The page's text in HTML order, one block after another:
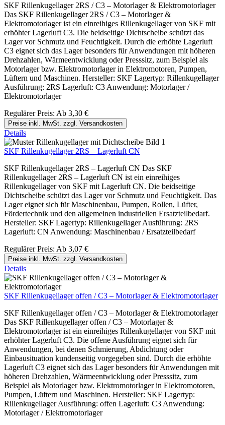
SKF Rillenkugellager 2RS / C3 – Motorlager & Elektromotorlager
Das SKF Rillenkugellager 2RS / C3 – Motorlager &
Elektromotorlager ist ein einreihiges Rillenkugellager von SKF mit
erhöhter Lagerluft C3. Die beidseitige Dichtscheibe schützt das
Lager vor Schmutz und Feuchtigkeit. Durch die erhöhte Lagerluft
C3 eignet sich das Lager besonders für Anwendungen mit höheren
Drehzahlen, Wärmeentwicklung oder Presssitz, zum Beispiel als
Motorlager bzw. Elektromotorlager in Elektromotoren, Pumpen,
Lüftern und Maschinen. Hersteller: SKF Lagertyp: Rillenkugellager
Ausführung: 2RS Lagerluft: C3 Anwendung: Motorlager /
Elektromotorlager
Regulärer Preis: Ab 3,30 €
Preise inkl. MwSt. zzgl. Versandkosten
Details
SKF Rillenkugellager 2RS – Lagerluft CN
SKF Rillenkugellager 2RS – Lagerluft CN Das SKF
Rillenkugellager 2RS – Lagerluft CN ist ein einreihiges
Rillenkugellager von SKF mit Lagerluft CN. Die beidseitige
Dichtscheibe schützt das Lager vor Schmutz und Feuchtigkeit. Das
Lager eignet sich für Maschinenbau, Pumpen, Rollen, Lüfter,
Fördertechnik und den allgemeinen industriellen Ersatzteilbedarf.
Hersteller: SKF Lagertyp: Rillenkugellager Ausführung: 2RS
Lagerluft: CN Anwendung: Maschinenbau / Ersatzteilbedarf
Regulärer Preis: Ab 3,07 €
Preise inkl. MwSt. zzgl. Versandkosten
Details
SKF Rillenkugellager offen / C3 – Motorlager & Elektromotorlager
SKF Rillenkugellager offen / C3 – Motorlager & Elektromotorlager
Das SKF Rillenkugellager offen / C3 – Motorlager &
Elektromotorlager ist ein einreihiges Rillenkugellager von SKF mit
erhöhter Lagerluft C3. Die offene Ausführung eignet sich für
Anwendungen, bei denen Schmierung, Abdichtung oder
Einbausituation kundenseitig vorgegeben sind. Durch die erhöhte
Lagerluft C3 eignet sich das Lager besonders für Anwendungen mit
höheren Drehzahlen, Wärmeentwicklung oder Presssitz, zum
Beispiel als Motorlager bzw. Elektromotorlager in Elektromotoren,
Pumpen, Lüftern und Maschinen. Hersteller: SKF Lagertyp:
Rillenkugellager Ausführung: offen Lagerluft: C3 Anwendung:
Motorlager / Elektromotorlager